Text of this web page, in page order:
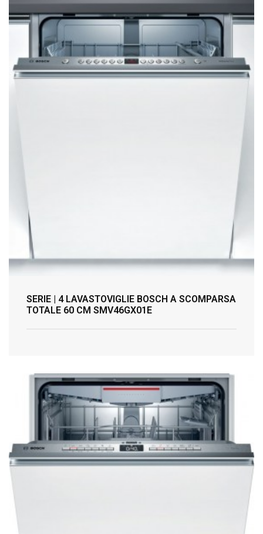
SERIE | 4 LAVASTOVIGLIE BOSCH A SCOMPARSA
TOTALE 60 CM SMV46GX01E